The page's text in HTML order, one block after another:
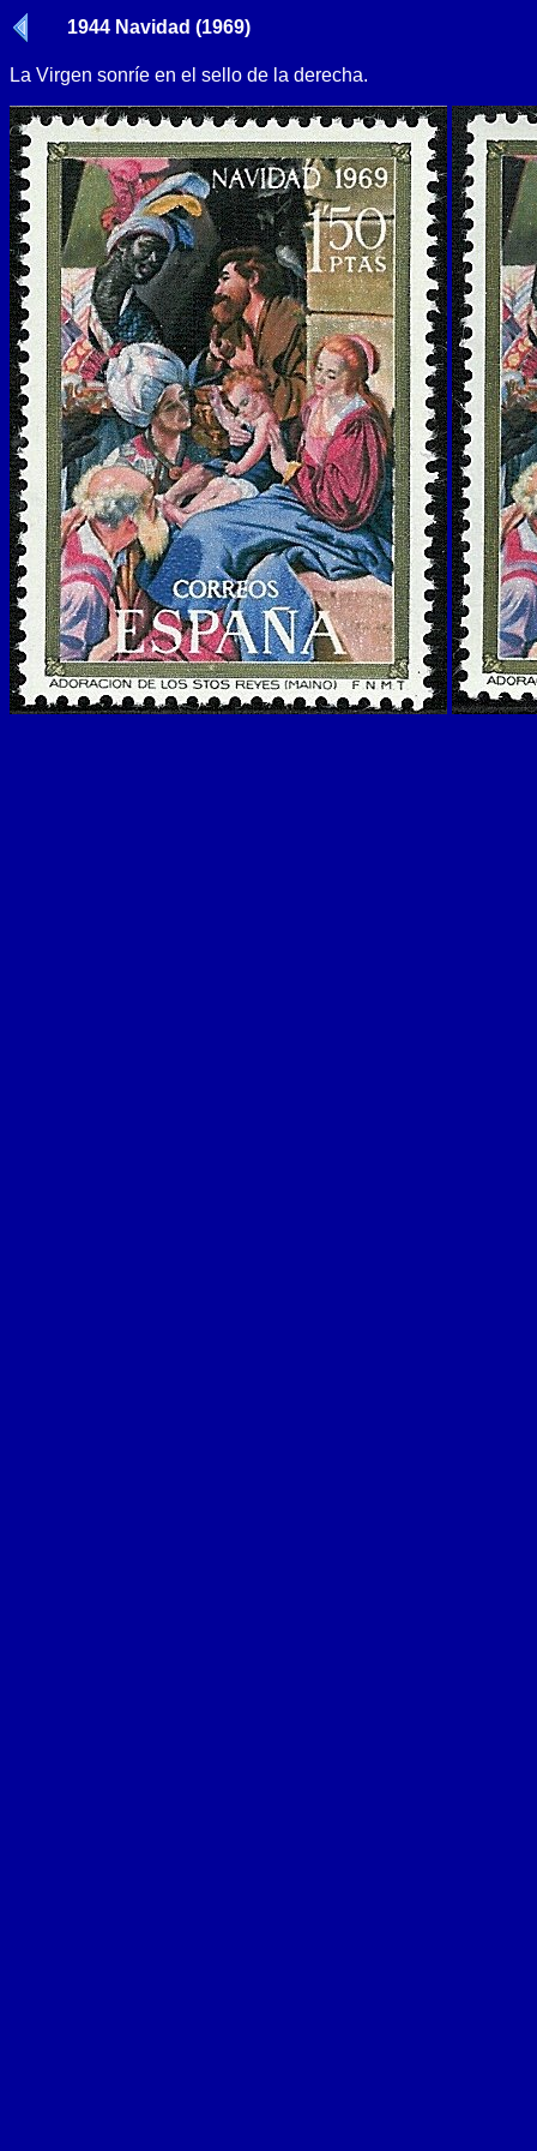
1944 Navidad (1969)
La Virgen sonríe en el sello de la derecha.